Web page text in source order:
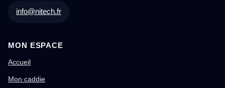
info@nitech.fr
MON ESPACE
Accueil
Mon caddie